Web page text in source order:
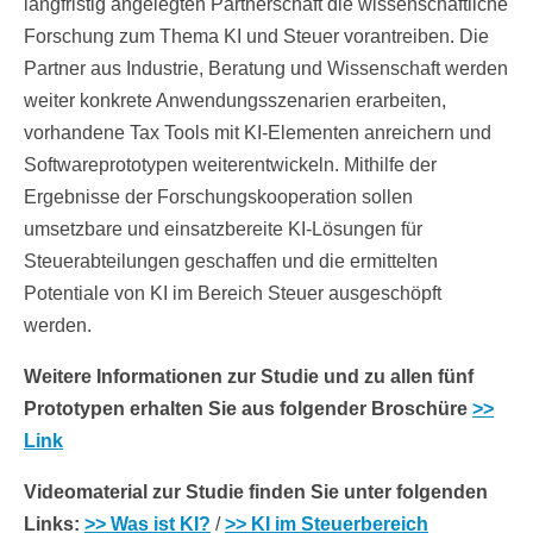
langfristig angelegten Partnerschaft die wissenschaftliche
Forschung zum Thema KI und Steuer vorantreiben. Die
Partner aus Industrie, Beratung und Wissenschaft werden
weiter konkrete Anwendungsszenarien erarbeiten,
vorhandene Tax Tools mit KI-Elementen anreichern und
Softwareprototypen weiterentwickeln. Mithilfe der
Ergebnisse der Forschungskooperation sollen
umsetzbare und einsatzbereite KI-Lösungen für
Steuerabteilungen geschaffen und die ermittelten
Potentiale von KI im Bereich Steuer ausgeschöpft
werden.
Weitere Informationen zur Studie und zu allen fünf
Prototypen erhalten Sie aus folgender Broschüre >>
Link
Videomaterial zur Studie finden Sie unter folgenden
Links: >> Was ist KI? />> KI im Steuerbereich